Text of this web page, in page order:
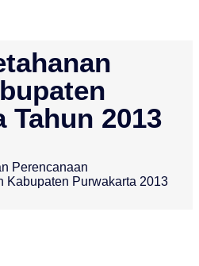
Tahun 2013
Perencanaan
Kabupaten Purwakarta 2013